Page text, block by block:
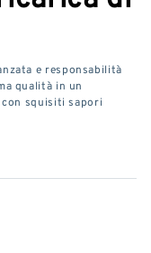
e responsabilità
qualità in un
squisiti sapori